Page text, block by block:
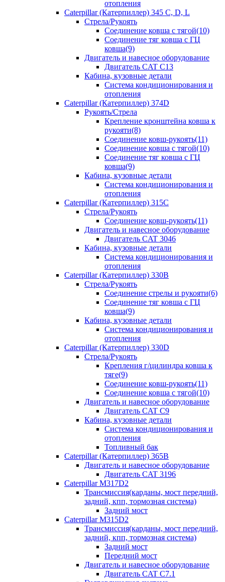
отопления
Caterpillar (Катерпиллер) 345 C, D, L
Стрела/Рукоять
Соединение ковша с тягой(10)
Соединение тяг ковша с ГЦ
ковша(9)
Двигатель и навесное оборудование
Двигатель CAT C13
Кабина, кузовные детали
Система кондиционирования и
отопления
Caterpillar (Катерпиллер) 374D
Рукоять/Стрела
Крепление кронштейна ковша к
рукояти(8)
Соединение ковш-рукоять(11)
Соединение ковша с тягой(10)
Соединение тяг ковша с ГЦ
ковша(9)
Кабина, кузовные детали
Система кондиционирования и
отопления
Caterpillar (Катерпиллер) 315C
Стрела/Рукоять
Соединение ковш-рукоять(11)
Двигатель и навесное оборудование
Двигатель CAT 3046
Кабина, кузовные детали
Система кондиционирования и
отопления
Caterpillar (Катерпиллер) 330B
Стрела/Рукоять
Соединение стрелы и рукояти(6)
Соединение тяг ковша с ГЦ
ковша(9)
Кабина, кузовные детали
Система кондиционирования и
отопления
Caterpillar (Катерпиллер) 330D
Стрела/Рукоять
Крепления г/цилиндра ковша к
тяге(9)
Соединение ковш-рукоять(11)
Соединение ковша с тягой(10)
Двигатель и навесное оборудование
Двигатель CAT C9
Кабина, кузовные детали
Система кондиционирования и
отопления
Топливный бак
Caterpillar (Катерпиллер) 365B
Двигатель и навесное оборудование
Двигатель CAT 3196
Caterpillar M317D2
Трансмиссия(карданы, мост передний,
задний, кпп, тормозная система)
Задний мост
Caterpillar M315D2
Трансмиссия(карданы, мост передний,
задний, кпп, тормозная система)
Задний мост
Передний мост
Двигатель и навесное оборудование
Двигатель CAT C7.1